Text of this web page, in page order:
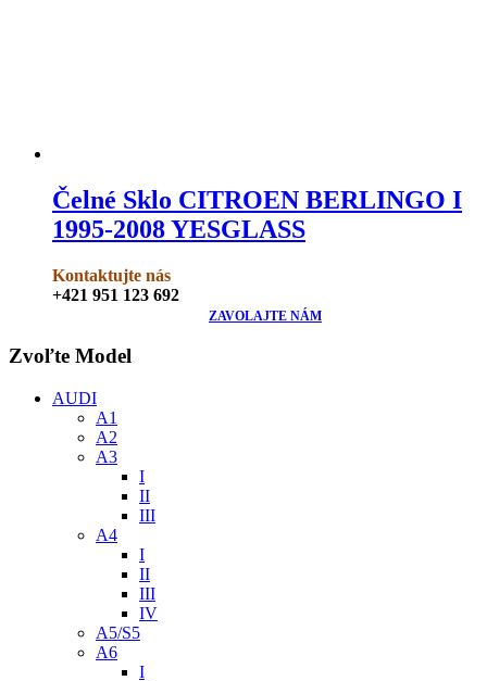
Čelné Sklo CITROEN BERLINGO I
1995-2008 YESGLASS
Kontaktujte nás
+421 951 123 692
ZAVOLAJTE NÁM
Zvoľte Model
AUDI
A1
A2
A3
I
II
III
A4
I
II
III
IV
A5/S5
A6
I